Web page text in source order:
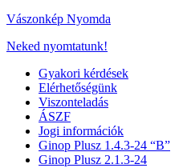
Vászonkép Nyomda
Neked nyomtatunk!
Gyakori kérdések
Elérhetőségünk
Viszonteladás
ÁSZF
Jogi információk
Ginop Plusz 1.4.3-24 “B”
Ginop Plusz 2.1.3-24